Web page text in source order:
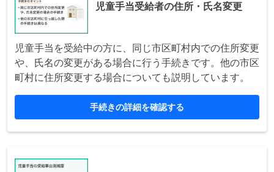
児童手当受給者の住所・氏名変更
児童手当を受給中の方に、同じ市区町村内での住所変更
や、氏名の変更がある場合に行う手続きです。他の市区
町村に住所変更する場合についても説明しています。
手続きの詳細を確認する